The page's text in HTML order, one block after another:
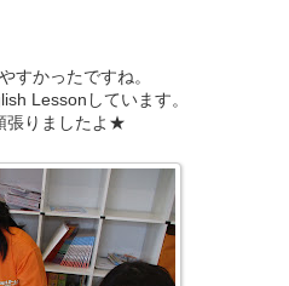
すかったですね。
Lessonしています。
張りましたよ★